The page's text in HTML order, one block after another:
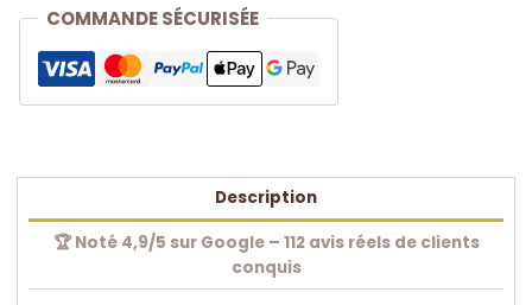
Privée
COMMANDE SÉCURISÉE
Description
🏆 Noté 4,9/5 sur Google – 112 avis réels de clients
conquis